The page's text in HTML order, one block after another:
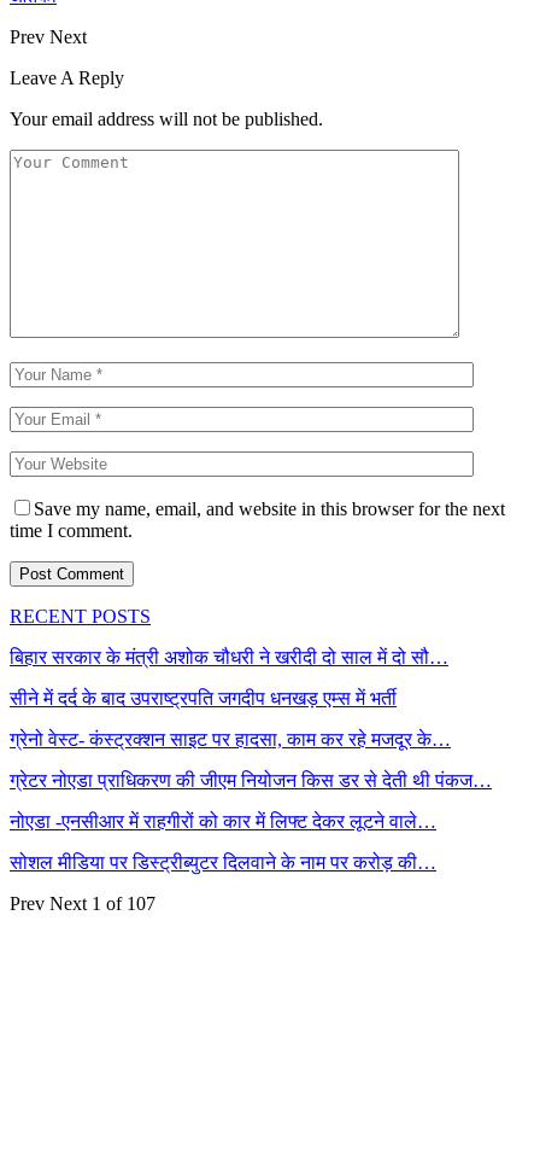
Prev Next
Leave A Reply
Your email address will not be published.
Save my name, email, and website in this browser for the next
time I comment.
RECENT POSTS
बिहार सरकार के मंत्री अशोक चौधरी ने खरीदी दो साल में दो सौ…
सीने में दर्द के बाद उपराष्ट्रपति जगदीप धनखड़ एम्स में भर्ती
ग्रेनो वेस्ट- कंस्ट्रक्शन साइट पर हादसा, काम कर रहे मजदूर के…
ग्रेटर नोएडा प्राधिकरण की जीएम नियोजन किस डर से देती थी पंकज…
नोएडा -एनसीआर में राहगीरों को कार में लिफ्ट देकर लूटने वाले…
सोशल मीडिया पर डिस्ट्रीब्युटर दिलवाने के नाम पर करोड़ की…
Prev Next 1 of 107